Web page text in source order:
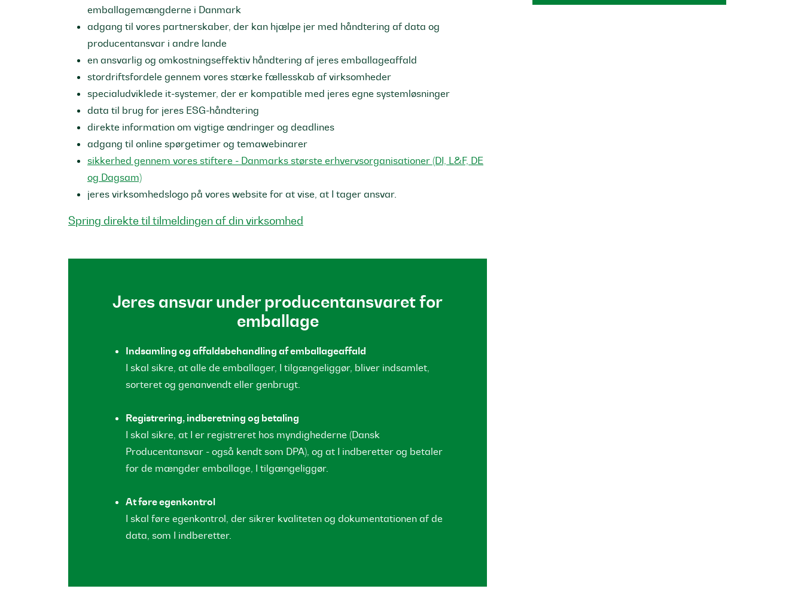
emballagemængderne i Danmark
adgang til vores partnerskaber, der kan hjælpe jer med håndtering af data og
producentansvar i andre lande
en ansvarlig og omkostningseffektiv håndtering af jeres emballageaffald
stordriftsfordele gennem vores stærke fællesskab af virksomheder
specialudviklede it-systemer, der er kompatible med jeres egne systemløsninger
data til brug for jeres ESG-håndtering
direkte information om vigtige ændringer og deadlines
adgang til online spørgetimer og temawebinarer
sikkerhed gennem vores stiftere - Danmarks største erhvervsorganisationer (DI, L&F, DE
og Dagsam)
jeres virksomhedslogo på vores website for at vise, at I tager ansvar.
Spring direkte til tilmeldingen af din virksomhed
Jeres ansvar under producentansvaret for
emballage
Indsamling og affaldsbehandling af emballageaffald
I skal sikre, at alle de emballager, I tilgængeliggør, bliver indsamlet,
sorteret og genanvendt eller genbrugt.
Registrering, indberetning og betaling
I skal sikre, at I er registreret hos myndighederne (Dansk
Producentansvar - også kendt som DPA), og at I indberetter og betaler
for de mængder emballage, I tilgængeliggør.
At føre egenkontrol
I skal føre egenkontrol, der sikrer kvaliteten og dokumentationen af de
data, som I indberetter.